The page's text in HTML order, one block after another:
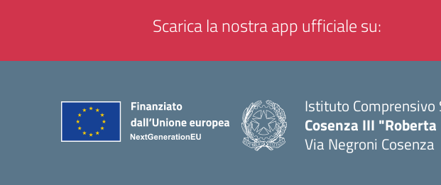
Scarica la nostra app ufficiale su:
Istituto Comprensivo
Cosenza III
Via Negroni Cosenza